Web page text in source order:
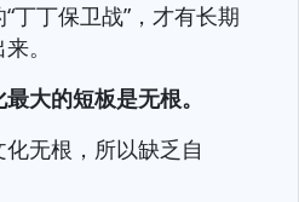
丁丁保卫战”，才有长期
。
大的短板是无根。
化无根，所以缺乏自